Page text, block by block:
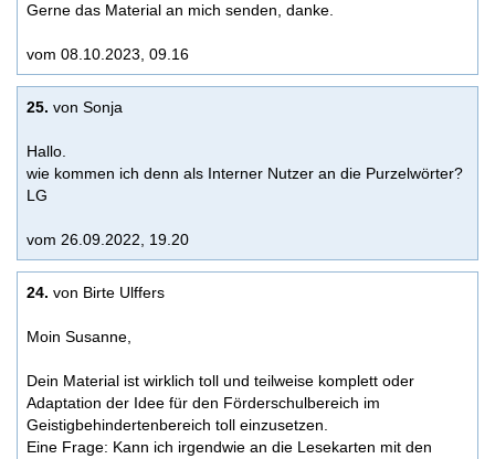
Gerne das Material an mich senden, danke.
vom 08.10.2023, 09.16
25. von Sonja
Hallo.
wie kommen ich denn als Interner Nutzer an die Purzelwörter?
LG
vom 26.09.2022, 19.20
24. von Birte Ulffers
Moin Susanne,
Dein Material ist wirklich toll und teilweise komplett oder
Adaptation der Idee für den Förderschulbereich im
Geistigbehindertenbereich toll einzusetzen.
Eine Frage: Kann ich irgendwie an die Lesekarten mit den